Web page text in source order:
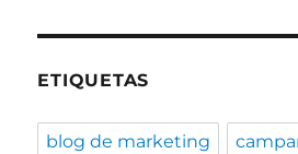
ETIQUETAS
blog de marketing